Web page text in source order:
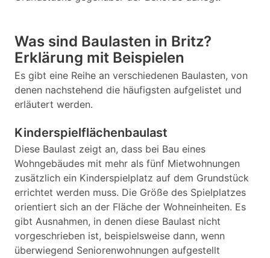
Was sind Baulasten in Britz?
Erklärung mit Beispielen
Es gibt eine Reihe an verschiedenen Baulasten, von
denen nachstehend die häufigsten aufgelistet und
erläutert werden.
Kinderspielflächenbaulast
Diese Baulast zeigt an, dass bei Bau eines
Wohngebäudes mit mehr als fünf Mietwohnungen
zusätzlich ein Kinderspielplatz auf dem Grundstück
errichtet werden muss. Die Größe des Spielplatzes
orientiert sich an der Fläche der Wohneinheiten. Es
gibt Ausnahmen, in denen diese Baulast nicht
vorgeschrieben ist, beispielsweise dann, wenn
überwiegend Seniorenwohnungen aufgestellt